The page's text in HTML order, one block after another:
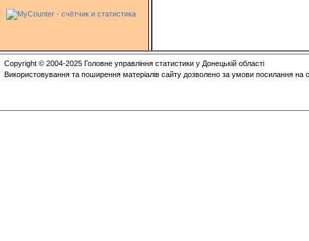
Copyright © 2004-2025 Головне управління статистики у Донецькій області
Використовування та поширення матеріалів сайту дозволено за умови посилання на